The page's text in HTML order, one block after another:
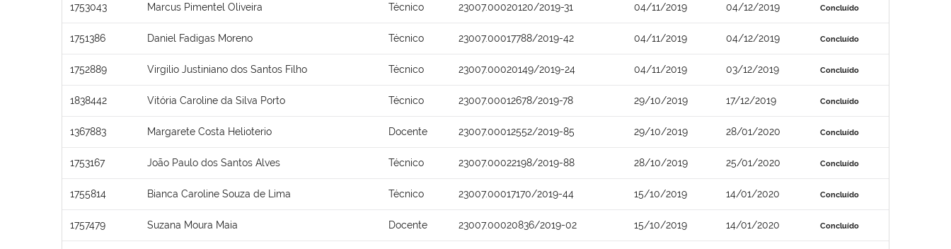
1753043 Marcus Pimentel Oliveira Técnico 23007.00020120/2019-31 04/11/2019 04/12/2019 Concluído
1751386 Daniel Fadigas Moreno Técnico 23007.00017788/2019-42 04/11/2019 04/12/2019 Concluído
1752889 Virgilio Justiniano dos Santos Filho Técnico 23007.00020149/2019-24 04/11/2019 03/12/2019 Concluído
1838442 Vitória Caroline da Silva Porto Técnico 23007.00012678/2019-78 29/10/2019 17/12/2019 Concluído
1367883 Margarete Costa Helioterio Docente 23007.00012552/2019-85 29/10/2019 28/01/2020 Concluído
1753167 João Paulo dos Santos Alves Técnico 23007.00022198/2019-88 28/10/2019 25/01/2020 Concluído
1755814 Bianca Caroline Souza de Lima Técnico 23007.00017170/2019-44 15/10/2019 14/01/2020 Concluído
1757479 Suzana Moura Maia Docente 23007.00020836/2019-02 15/10/2019 14/01/2020 Concluído